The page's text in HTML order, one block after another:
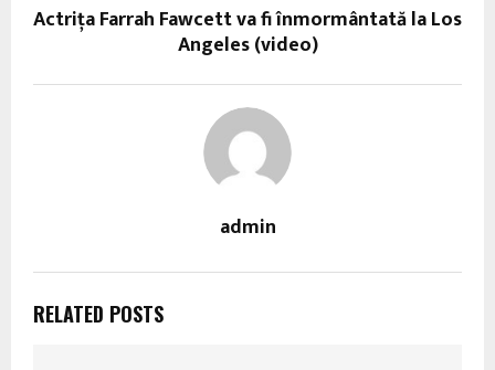
Actriţa Farrah Fawcett va fi înmormântată la Los
Angeles (video)
admin
RELATED POSTS